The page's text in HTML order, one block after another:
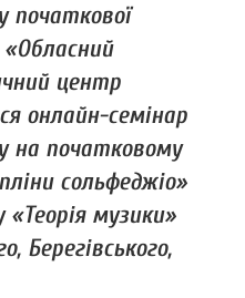
початкової
центр
онлайн-семінар
на початковому
сольфеджіо»
«Теорія музики»
Берегівського,